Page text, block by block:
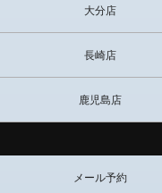
大分店
長崎店
鹿児島店
メール予約